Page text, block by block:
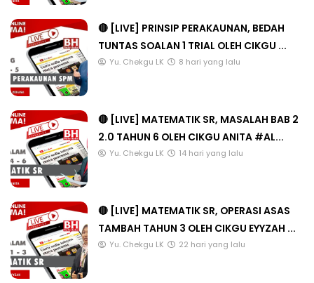
🔴 [LIVE] PRINSIP PERAKAUNAN, BEDAH
TUNTAS SOALAN 1 TRIAL OLEH CIKGU ...
Yu. Chekgu LK 8 hari yang lalu
🔴 [LIVE] MATEMATIK SR, MASALAH BAB 2
2.0 TAHUN 6 OLEH CIKGU ANITA #AL...
Yu. Chekgu LK 14 hari yang lalu
🔴 [LIVE] MATEMATIK SR, OPERASI ASAS
TAMBAH TAHUN 3 OLEH CIKGU EYYZAH ...
Yu. Chekgu LK 22 hari yang lalu